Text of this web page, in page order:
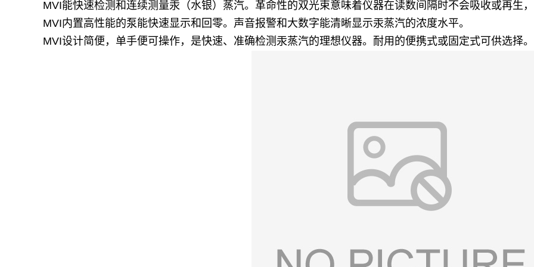
MVI能快速检测和连续测量汞（水银）蒸汽。革命性的双光束意味着仪器在读数间隔时不会吸收或再生，
MVI内置高性能的泵能快速显示和回零。声音报警和大数字能清晰显示汞蒸汽的浓度水平。
MVI设计简便，单手便可操作，是快速、准确检测汞蒸汽的理想仪器。耐用的便携式或固定式可供选择。